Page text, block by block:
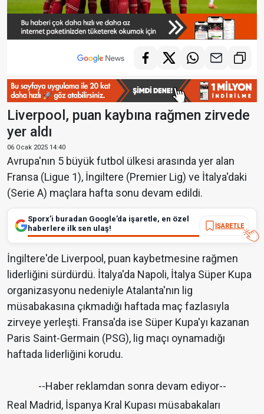
Liverpool, puan kaybına rağmen zirvede
yer aldı
06 Ocak 2025 14:40
Avrupa'nın 5 büyük futbol ülkesi arasında yer alan
Fransa (Ligue 1), İngiltere (Premier Lig) ve İtalya'daki
(Serie A) maçlara hafta sonu devam edildi.
Sporx’i buradan Google’da işaretle, en özel
haberlere ilk sen ulaş!
İŞARETLE
İngiltere'de Liverpool, puan kaybetmesine rağmen
liderliğini sürdürdü. İtalya'da Napoli, İtalya Süper Kupa
organizasyonu nedeniyle Atalanta'nın lig
müsabakasına çıkmadığı haftada maç fazlasıyla
zirveye yerleşti. Fransa'da ise Süper Kupa'yı kazanan
Paris Saint-Germain (PSG), lig maçı oynamadığı
haftada liderliğini korudu.
--Haber reklamdan sonra devam ediyor--
Real Madrid, İspanya Kral Kupası müsabakaları